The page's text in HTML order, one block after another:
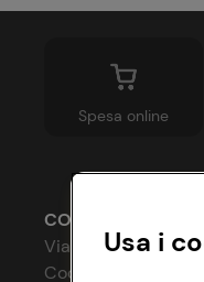
Spesa online
CONAD SOCIETÀ
Via Michelino, 59 |
Codice Fiscale e
Usa i